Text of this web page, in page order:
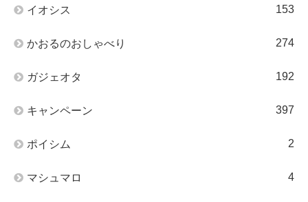
イオシス 153
かおるのおしゃべり 274
ガジェオタ 192
キャンペーン 397
ポイシム 2
マシュマロ 4